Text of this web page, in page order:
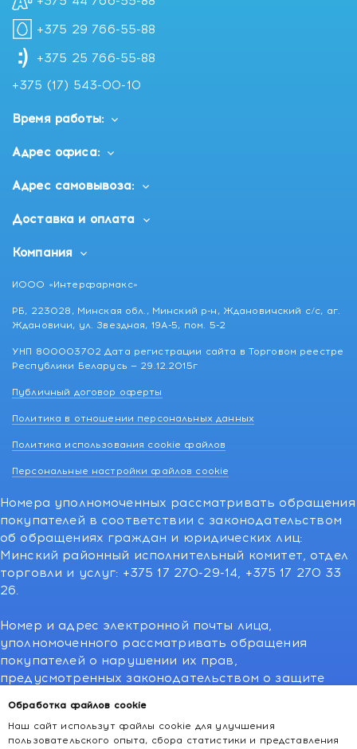
Обработка файлов cookie
Наш сайт использут файлы cookie для улучшения
пользовательского опыта, сбора статистики и представления
+375 29 766-55-88
+375 25 766-55-88
+375 (17) 543-00-10
Время работы:
Адрес офиса:
Адрес самовывоза:
Доставка и оплата
Компания
ИООО «Интерфармакс»
РБ, 223028, Минская обл., Минский р-н, Ждановичский с/с, аг.
Ждановичи, ул. Звездная, 19А-5, пом. 5-2
УНП 800003702 Дата регистрации сайта в Торговом реестре
Республики Беларусь — 29.12.2015г
Публичный договор оферты
Политика в отношении персональных данных
Политика использования cookie файлов
Персональные настройки файлов cookie
Номера уполномоченных рассматривать обращения
покупателей в соответствии с законодательством
об обращениях граждан и юридических лиц:
Минский районный исполнительный комитет, отдел
торговли и услуг: +375 17 270-29-14, +375 17 270 33
26.
Номер и адрес электронной почты лица,
уполномоченного рассматривать обращения
покупателей о нарушении их прав,
предусмотренных законодательством о защите
операторов), info@kakvapteke.by